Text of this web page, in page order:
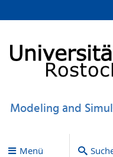
Modeling and
Menü